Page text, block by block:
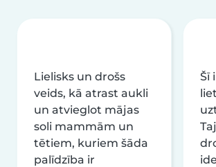
Lielisks un drošs
veids, kā atrast aukli
un atvieglot mājas
soli mammām un
tētiem, kuriem šāda
palīdzība ir
Šī